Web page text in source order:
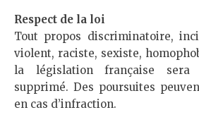
Respect de la loi
Tout propos discriminatoire,
violent, raciste, sexiste,
la législation française sera
supprimé. Des poursuites
en cas d’infraction.